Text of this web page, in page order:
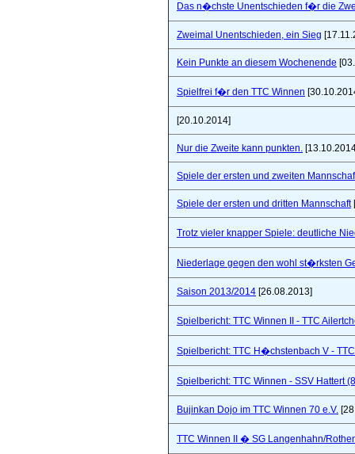
Das n�chste Unentschieden f�r die
Zweimal Unentschieden, ein Sieg
Kein Punkte an diesem Wochenende
Spielfrei f�r den TTC Winnen
[20.10.2014]
Nur die Zweite kann punkten.
Spiele der ersten und zweiten
Spiele der ersten und dritten Mannschaft
Trotz vieler knapper Spiele: deutliche
Niederlage gegen den wohl st�rksten
Saison 2013/2014 [26.08.2013]
Spielbericht: TTC Winnen II - TTC
Spielbericht: TTC H�chstenbach V -
Spielbericht: TTC Winnen - SSV Hattert
Bujinkan Dojo im TTC Winnen 70 e.V.
TTC Winnen II � SG Langenhahn/